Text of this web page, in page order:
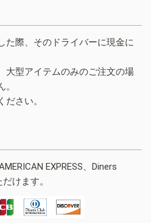
た際、そのドライバーに現金に
大型アイテムのみのご注文の場
さい。
EXPRESS、Diners
けます。